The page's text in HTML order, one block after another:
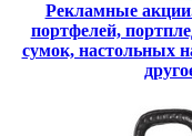
Рекламные
портфелей,
сумок, настольных